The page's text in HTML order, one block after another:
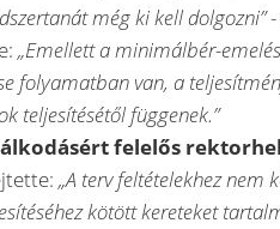
még ki kell dolgozni”-
„Emellett a minimálbér-
folyamatban van, a
teljesítésétől függenek.”
felelős
„A terv feltételekhez nem
kötött kereteket